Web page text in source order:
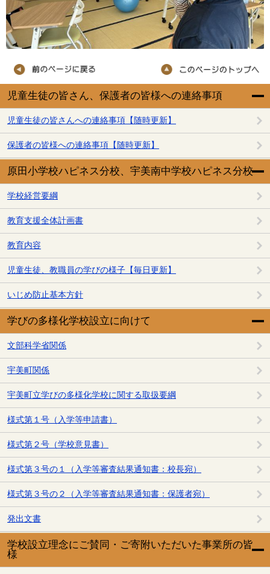
児童生徒の皆さん、保護者の皆様への連絡事項
児童生徒の皆さんへの連絡事項【随時更新】
保護者の皆様への連絡事項【随時更新】
原田小学校ハピネス分校、宇美南中学校ハピネス分校
学校経営要綱
教育支援全体計画書
教育内容
児童生徒、教職員の学びの様子【毎日更新】
いじめ防止基本方針
学びの多様化学校設立に向けて
文部科学省関係
宇美町関係
宇美町立学びの多様化学校に関する取扱要綱
様式第１号（入学等申請書）
様式第２号（学校意見書）
様式第３号の１（入学等審査結果通知書：校長宛）
様式第３号の２（入学等審査結果通知書：保護者宛）
発出文書
学校設立理念にご賛同・ご寄附いただいた事業所の皆
様